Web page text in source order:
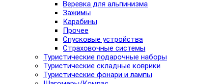
Веревка для альпинизма
Зажимы
Карабины
Прочее
Спусковые устройства
Страховочные системы
Туристические подарочные наборы
Туристические складные коврики
Туристические фонари и лампы